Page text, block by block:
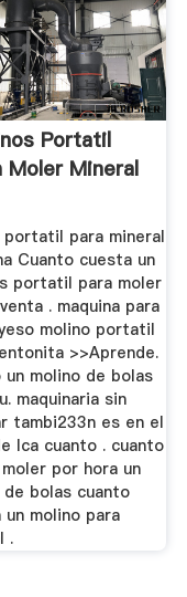
Portatil
Moler Mineral
portatil para mineral
Cuanto cuesta un
portatil para moler
. maquina para
molino portatil
>>Aprende.
un molino de bolas
maquinaria sin
tambi233n es en el
Ica cuanto . cuanto
por hora un
de bolas cuanto
un molino para
.